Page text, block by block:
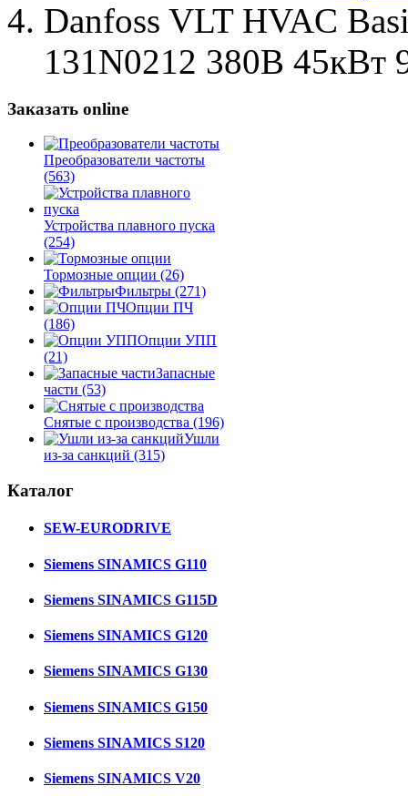
Danfoss VLT HVAC
131N0212 380В 45кВт
Заказать online
Преобразователи частоты
(563)
Устройства плавного пуска
(254)
Тормозные опции (26)
Фильтры (271)
Опции ПЧ
(186)
Опции УПП
(21)
Запасные
части (53)
Снятые с производства (196)
Ушли
из-за санкций (315)
Каталог
SEW-EURODRIVE
Siemens SINAMICS G110
Siemens SINAMICS G115D
Siemens SINAMICS G120
Siemens SINAMICS G130
Siemens SINAMICS G150
Siemens SINAMICS S120
Siemens SINAMICS V20